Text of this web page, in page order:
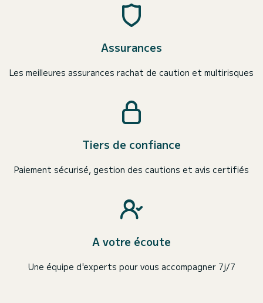
Assurances
Les meilleures assurances rachat de caution et multirisques
Tiers de confiance
Paiement sécurisé, gestion des cautions et avis certifiés
A votre écoute
Une équipe d'experts pour vous accompagner 7j/7